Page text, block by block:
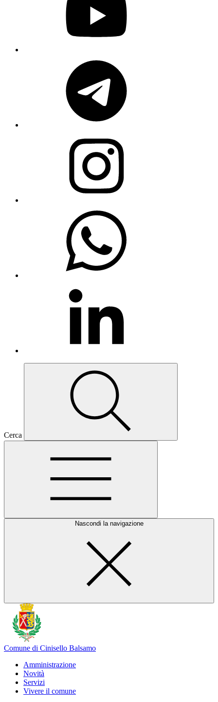
Cerca
Nascondi la navigazione
Comune di Cinisello Balsamo
Amministrazione
Novità
Servizi
Vivere il comune